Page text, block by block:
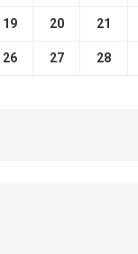
19 20 21
26 27 28